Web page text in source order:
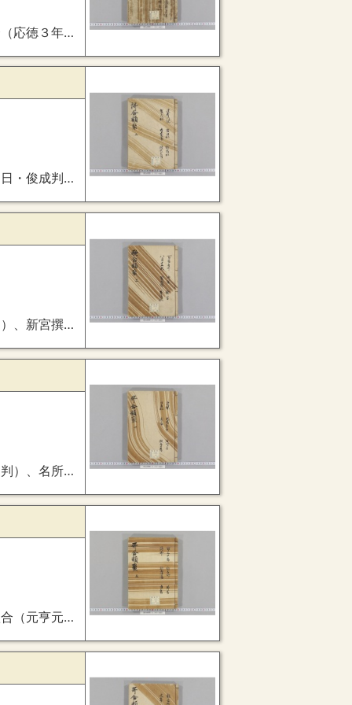
年１０月９日・俊成判）
・俊成判）、時代不同歌合
合（建暦３年９月１９日・定家判）
十首歌合（定家・家隆）
２月２７日・雅親判）